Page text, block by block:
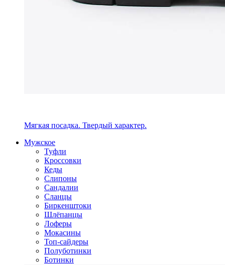
Мягкая посадка. Твердый характер.
Мужское
Туфли
Кроссовки
Кеды
Слипоны
Сандалии
Сланцы
Биркенштоки
Шлёпанцы
Лоферы
Мокасины
Топ-сайдеры
Полуботинки
Ботинки